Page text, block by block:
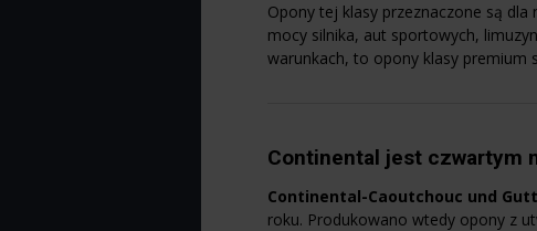
Opony tej klasy przeznaczone są
mocy silnika, aut sportowych,
warunkach, to opony klasy premium
Continental jest czwartym
Continental-Caoutchouc und
roku. Produkowano wtedy opony z